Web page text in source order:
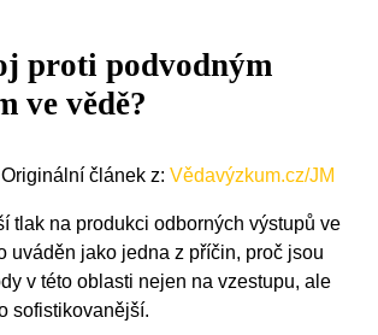
proti podvodným
ve vědě?
Originální článek z: Vědavýzkum.cz/JM
tlak na produkci odborných výstupů ve
uváděn jako jedna z příčin, proč jsou
v této oblasti nejen na vzestupu, ale
sofistikovanější.